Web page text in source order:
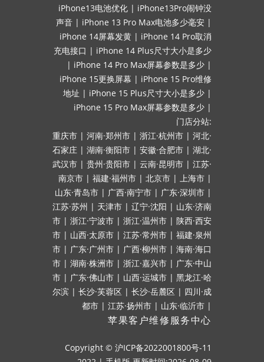
iPhone13电池优化 | iPhone13Pro闹钟没
声音 | iPhone 13 Pro Max电池多少毫安 |
iPhone 14屏幕发黄 | iPhone 14 Pro取消
充电接口 | iPhone 14 Plus尺寸大小是多少
| iPhone 14 Pro Max屏幕参数是多少 |
iPhone 15更换屏幕 | iPhone 15 Pro维修
地址 | iPhone 15 Plus尺寸大小是多少 |
iPhone 15 Pro Max屏幕参数是多少 |
门店分站:
重庆市 | 河南·郑州市 | 浙江·杭州市 | 河北·
石家庄 | 湖南·衡阳市 | 安徽·合肥市 | 湖北·
武汉市 | 贵州·贵阳市 | 云南·昆明市 | 江苏·
南京市 | 福建·福州市 | 北京市 | 上海市 |
山东·青岛市 | 广西·南宁市 | 广东·深圳市 |
江苏·苏州 | 天津市 | 辽宁·沈阳 | 山东·济南
市 | 浙江·宁波市 | 浙江·温州市 | 陕西·西安
市 | 山西·太原市 | 江苏·常州市 | 福建·泉州
市 | 广东·广州市 | 广西·柳州市 | 海南·海口
市 | 湖南·株洲市 | 浙江·嘉兴市 | 广东·中山
市 | 广东·佛山市 | 山西·运城市 | 黑龙江·哈
尔滨 | 长沙·芙蓉区 | 长沙·岳麓区 | 四川·成
都市 | 江苏·扬州市 | 山东·临沂市 |
苹果客户维修服务中心
Copyright © 沪ICP备2022001800号-11